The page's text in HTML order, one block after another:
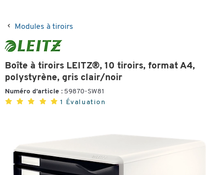
Modules à tiroirs
Boîte à tiroirs LEITZ®, 10 tiroirs, format A4,
polystyrène, gris clair/noir
Numéro d’article : 59870-SW81
1 Évaluation